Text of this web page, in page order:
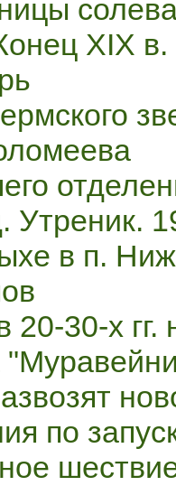
XIX в.
Утреник.
в п.
20-30-х
по